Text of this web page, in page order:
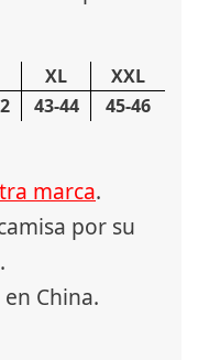
XL
XXL
43-44 45-46
marca.
por su
China.